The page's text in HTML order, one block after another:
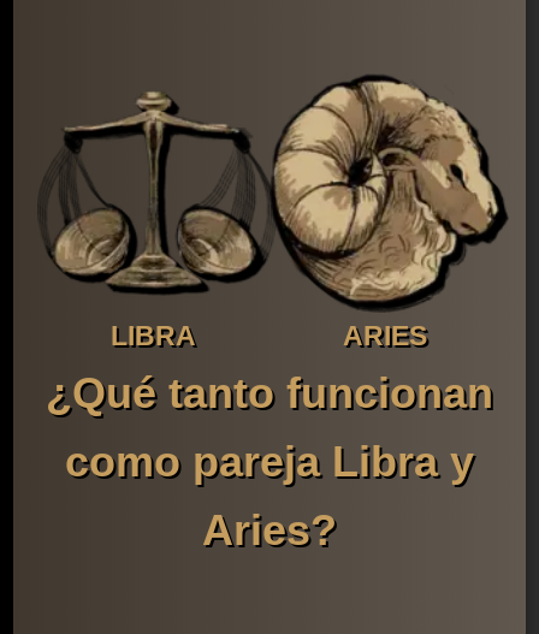
LIBRA ARIES
¿Qué tanto funcionan
como pareja Libra y
Aries?